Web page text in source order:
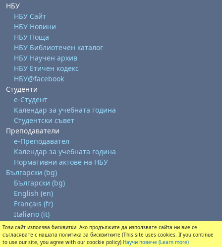
НБУ
НБУ Сайт
НБУ Новини
НБУ Поща
НБУ Библиотечен каталог
НБУ Научен архив
НБУ Етичен кодекс
НБУ@facebook
Студенти
е-Студент
Календар за учебната година
Студентски съвет
Преподаватели
е-Преподавател
Календар за учебната година
Нормативни актове на НБУ
Български ‎(bg)‎
Български ‎(bg)‎
English ‎(en)‎
Français ‎(fr)‎
Italiano ‎(it)‎
Изтегляне на мобилно приложение
Преминете към стандартната тема
Този сайт използва бисквитки. Ако продължите да използвате сайта ни вие се
съгласявате с нашата политика за бисквитките (This site uses cookies. If you continue
to use our site, you agree with our coockie policy) Научи повече (Learn more)